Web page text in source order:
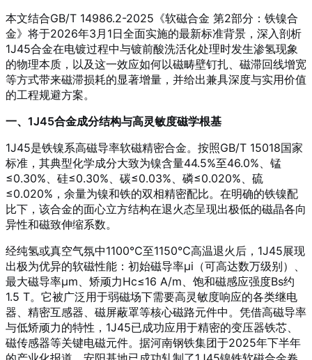
本文结合GB/T 14986.2-2025《软磁合金 第2部分：铁镍合
金》将于2026年3月1日全面实施的最新标准背景，深入剖析
1J45合金在电镀过程中与镀前酸洗活化处理时发生渗氢现象
的物理本质，以及这一效应如何以磁畴壁钉扎、磁滞回线增宽
等方式带来磁滞损耗的显著增量，并给出兼具深度与实用价值
的工程规避方案。
一、1J45合金成分结构与高灵敏度磁学根基
1J45是铁镍系高磁导率软磁精密合金。按照GB/T 15018国家
标准，其典型化学成分大致为镍含量44.5%至46.0%、锰
≤0.30%、硅≤0.30%、碳≤0.03%、磷≤0.020%、硫
≤0.020%，余量为镍和铁的双相精密配比。在明确的铁镍配
比下，该合金的面心立方结构在退火态呈现出极低的磁晶各向
异性和磁致伸缩系数。
经纯氢或真空气氛中1100℃至1150℃高温退火后，1J45展现
出极为优异的软磁性能：初始磁导率μi（可高达数万级别）、
最大磁导率μm、矫顽力Hc≤16 A/m、饱和磁感应强度Bs约
1.5 T。它被广泛用于弱磁场下需要高灵敏度响应的各类继电
器、精密互感器、磁屏蔽罩等核心磁路元件中。凭借高磁导率
与低矫顽力的特性，1J45已成功应用于精密的变压器铁芯、
磁传感器等关键电磁元件。据河南钢铁集团于2025年下半年